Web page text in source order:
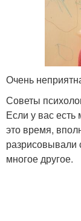
Очень
Советы
Если у вас
это время,
разрисовывали
многое другое.